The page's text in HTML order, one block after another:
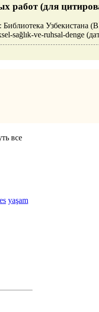
работ (для
Библиотека Узбекистана
sağlık-ve-ruhsal-denge
все
yaşam